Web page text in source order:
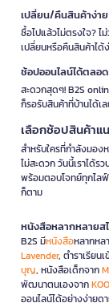
เปลี่ยน/คืนสินค้าง่าย
ซื้อไปแล้วไม่ตรงใจ?
เปลี่ยนหรือคืนสินค้าได้
ช้อปออนไลน์ได้ตลอ
สะดวกสุดๆ! B2S
ก็รอรับสินค้าที่บ้านได้เ
เลือกช้อปสินค้าแ
สำหรับใครที่กำลังมอง
ไม่สะดวก วันนี้เราได้ร
พร้อมตอบโจทย์ทุกไล
ก็ตาม
หนังสือหลากหลายส
B2S มีหนังสือหลากหล
Lavender, ตำราเรียน
บุญ, หนังสือเด็กจาก
พัฒนาตนเองจาก
ออนไลน์ได้อย่างง่ายด